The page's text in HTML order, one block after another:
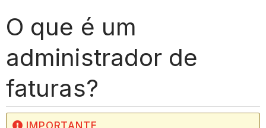
O que é um
administrador de
faturas?
IMPORTANTE